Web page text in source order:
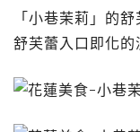
「小巷茉莉」的
舒芙蕾入口即化的